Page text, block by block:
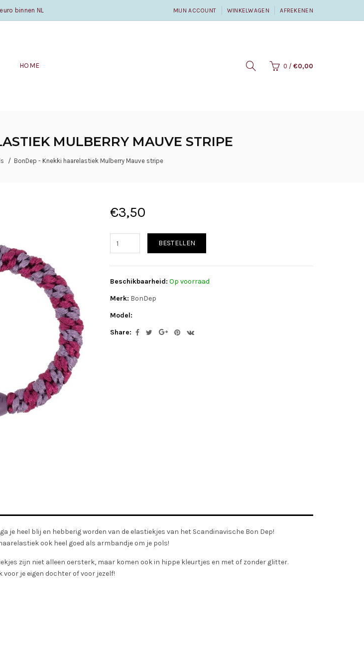
binnen NL MIJN ACCOUNT WINKELWAGEN AFREKENEN
HOME 0 / €0,00
MULBERRY MAUVE STRIPE
BonDep - Knekki haarelastiek Mulberry Mauve stripe
€3,50
BESTELLEN
Beschikbaarheid: Op voorraad
Merk: BonDep
Model:
Share:
je heel blij en hebberig worden van de elastiekjes van het Scandinavische Bon Dep!
ook heel goed als armbandje om je pols!
zijn niet alleen oersterk, maar komen ook in hippe kleurtjes en met of zonder glitter.
voor je eigen dochter of voor jezelf!